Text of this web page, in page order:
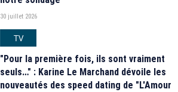
30 juillet 2026
TV
"Pour la première fois, ils sont vraiment
seuls…" : Karine Le Marchand dévoile les
nouveautés des speed dating de "L'Amour